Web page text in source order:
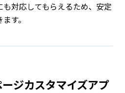
対応してもらえるため、安定
す。
ジカスタマイズアプ